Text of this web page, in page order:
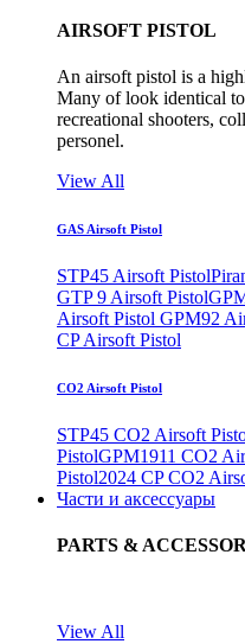
AIRSOFT PISTOL
An airsoft pistol is a
Many of look identical
recreational shooters,
personel.
View All
GAS Airsoft Pistol
STP45 Airsoft Pistol
GTP 9 Airsoft Pistol
Airsoft Pistol GPM92
CP Airsoft Pistol
CO2 Airsoft Pistol
STP45 CO2 Airsoft
PistolGPM1911 CO2
Pistol2024 CP CO2
Части и аксессуары
PARTS &
View All